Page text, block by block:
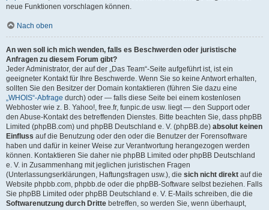
neue Funktionen vorschlagen können.
Nach oben
An wen soll ich mich wenden, falls es Beschwerden oder juristische
Anfragen zu diesem Forum gibt?
Jeder Administrator, der auf der „Das Team“-Seite aufgeführt ist, ist ein
geeigneter Kontakt für Ihre Beschwerde. Wenn Sie so keine Antwort erhalten,
sollten Sie den Besitzer der Domain kontaktieren (führen Sie dazu eine
„WHOIS“-Abfrage durch) oder — falls diese Seite bei einem kostenlosen
Webhoster wie z. B. Yahoo!, free.fr, funpic.de usw. liegt — den Support oder
den Abuse-Kontakt des betreffenden Dienstes. Bitte beachten Sie, dass phpBB
Limited (phpBB.com) und phpBB Deutschland e. V. (phpBB.de) absolut keinen
Einfluss auf die Benutzung oder den oder die Benutzer der Forensoftware
haben und dafür in keiner Weise zur Verantwortung herangezogen werden
können. Kontaktieren Sie daher nie phpBB Limited oder phpBB Deutschland
e. V. in Zusammenhang mit jeglichen juristischen Fragen
(Unterlassungserklärungen, Haftungsfragen usw.), die sich nicht direkt auf die
Website phpbb.com, phpbb.de oder die phpBB-Software selbst beziehen. Falls
Sie phpBB Limited oder phpBB Deutschland e. V. E-Mails schreiben, die die
Softwarenutzung durch Dritte betreffen, so werden Sie, wenn überhaupt,